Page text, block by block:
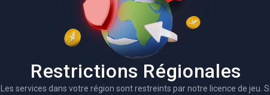
Restrictions Régionales
Les services dans votre région sont restreints par notre licence de jeu.